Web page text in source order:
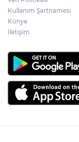
Kullanım Şartnamesi
Künye
İletişim